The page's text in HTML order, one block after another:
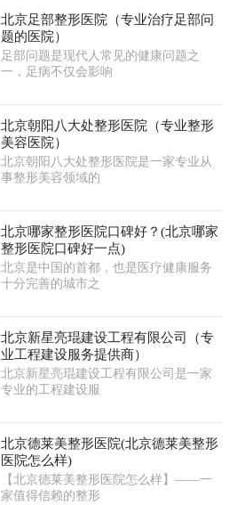
北京足部整形医院（专业治疗足部问
题的医院）
足部问题是现代人常见的健康问题之
一，足病不仅会影响
北京朝阳八大处整形医院（专业整形
美容医院）
北京朝阳八大处整形医院是一家专业从
事整形美容领域的
北京哪家整形医院口碑好？(北京哪家
整形医院口碑好一点)
北京是中国的首都，也是医疗健康服务
十分完善的城市之
北京新星亮琨建设工程有限公司（专
业工程建设服务提供商）
北京新星亮琨建设工程有限公司是一家
专业的工程建设服
北京德莱美整形医院(北京德莱美整形
医院怎么样)
【北京德莱美整形医院怎么样】——一
家值得信赖的整形